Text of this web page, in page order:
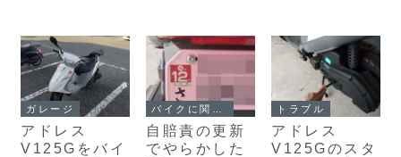
ガレージ
アドレス
V125Gをバイ
自賠責の更新
でやらかした
トラブル
アドレス
V125Gのスタ